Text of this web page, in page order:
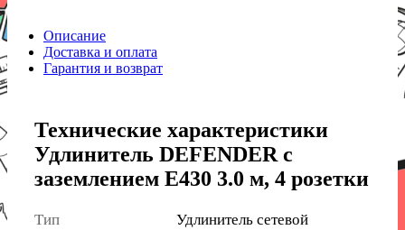
Описание
Доставка и оплата
Гарантия и возврат
Технические характеристики
Удлинитель DEFENDER с
заземлением E430 3.0 м, 4 розетки
Тип Удлинитель сетевой